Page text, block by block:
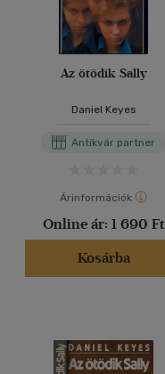
Az ötödik Sally
Daniel Keyes
Antikvár partner
Árinformációk
Online ár: 1 690 Ft
Kosárba